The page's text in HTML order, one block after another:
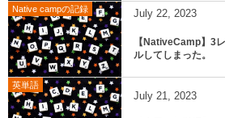
Native campの記録 July 22, 2023
【NativeCamp】3
ルしてしまった。
英単語
July 21, 2023